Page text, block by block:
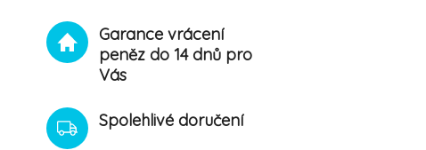
Garance vrácení
peněz do 14 dnů pro
Vás
Spolehlivé doručení